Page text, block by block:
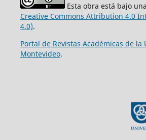
Esta obra está bajo
Creative Commons Attribution 4.0
4.0).
Portal de Revistas Académicas de
Montevideo.